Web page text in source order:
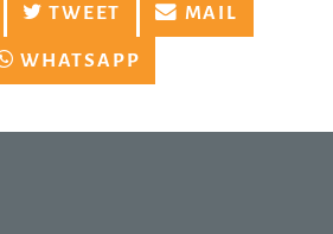
TWEET MAIL
WHATSAPP